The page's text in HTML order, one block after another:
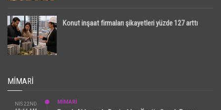
Konut inşaat firmaları şikayetleri yüzde 127 arttı
MIMARI
NIS 22ND
MİMARİ